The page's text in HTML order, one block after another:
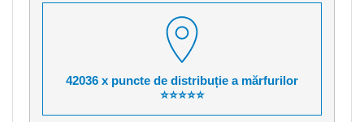
42036 x puncte de distribuție a mărfurilor
⭐⭐⭐⭐⭐